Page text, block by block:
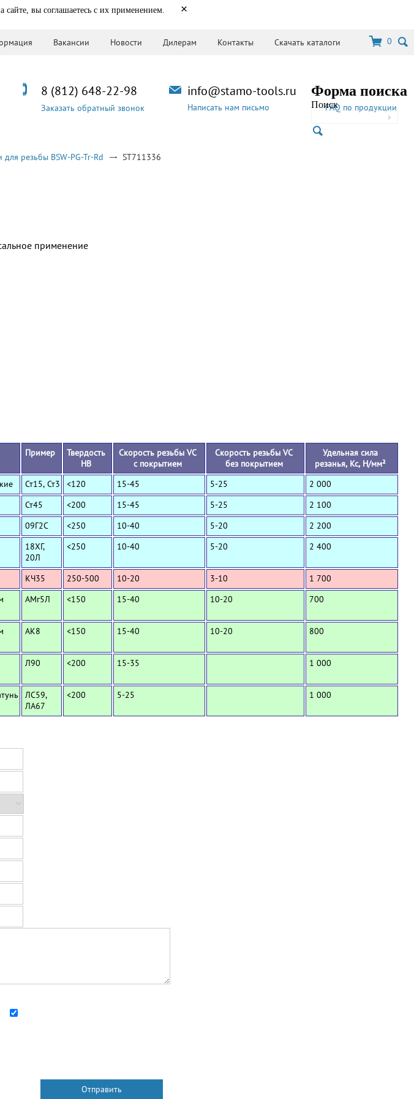
сайте, вы соглашаетесь с их применением. ×
Вакансии Новости Дилерам Контакты Скачать каталоги 0
Форма поиска
ПоискFAQ по продукции
info@stamo-tools.ru
Написать нам письмо
8 (812) 648-22-98
Заказать обратный звонок
для резьбы BSW-PG-Tr-Rd ST711336
применение
Пример
Твердость
HB
Скорость резьбы VC
с покрытием
Скорость резьбы VC
без покрытием
Удельная сила
резанья, Кс, Н/мм²
Ст15, Ст3 <120 15-45 5-25
2 000
Ст45 <200 15-45 5-25
2 100
09Г2С <250 10-40 5-20
2 200
18ХГ,
20Л
<250 10-40 5-20 2 400
КЧ35 250-500 10-20 3-10
1 700
АМг5Л <150 15-40 10-20 700
АК8 <150 15-40 10-20 800
Л90 <200 15-35 1 000
ЛС59,
ЛА67
<200 5-25 1 000